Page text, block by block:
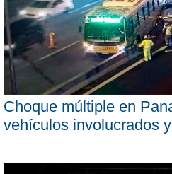
Choque múltiple en
vehículos involucrados